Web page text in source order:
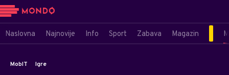
Naslovna Najnovije Info Sport Zabava Magazin
MobIT Igre